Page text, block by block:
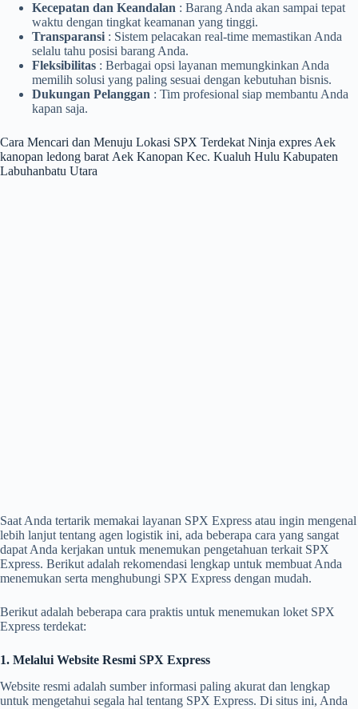
Kecepatan dan Keandalan : Barang Anda akan sampai tepat
waktu dengan tingkat keamanan yang tinggi.
Transparansi : Sistem pelacakan real-time memastikan Anda
selalu tahu posisi barang Anda.
Fleksibilitas : Berbagai opsi layanan memungkinkan Anda
memilih solusi yang paling sesuai dengan kebutuhan bisnis.
Dukungan Pelanggan : Tim profesional siap membantu Anda
kapan saja.
Cara Mencari dan Menuju Lokasi SPX Terdekat Ninja expres Aek
kanopan ledong barat Aek Kanopan Kec. Kualuh Hulu Kabupaten
Labuhanbatu Utara
Saat Anda tertarik memakai layanan SPX Express atau ingin mengenal
lebih lanjut tentang agen logistik ini, ada beberapa cara yang sangat
dapat Anda kerjakan untuk menemukan pengetahuan terkait SPX
Express. Berikut adalah rekomendasi lengkap untuk membuat Anda
menemukan serta menghubungi SPX Express dengan mudah.
Berikut adalah beberapa cara praktis untuk menemukan loket SPX
Express terdekat:
1. Melalui Website Resmi SPX Express
Website resmi adalah sumber informasi paling akurat dan lengkap
untuk mengetahui segala hal tentang SPX Express. Di situs ini, Anda